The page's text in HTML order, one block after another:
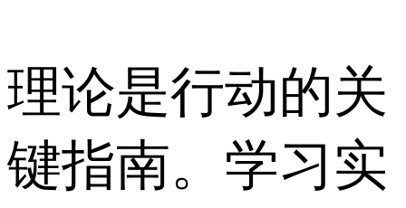
理论是行动的关
键指南。学习实